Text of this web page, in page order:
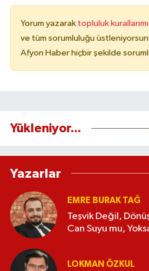
Yorum yazarak topluluk
ve tüm sorumluluğu
Afyon Haber hiçbir şekilde
Yükleniyor...
Yazarlar
EMRE BURAK TAĞ
Teşvik Değil,
Can Suyu mu,
LOKMAN ÖZKUL